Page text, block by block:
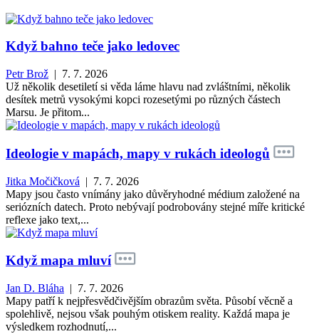
Když bahno teče jako ledovec
Petr Brož | 7. 7. 2026
Už několik desetiletí si věda láme hlavu nad zvláštními, několik
desítek metrů vysokými kopci rozesetými po různých částech
Marsu. Je přitom...
Ideologie v mapách, mapy v rukách ideologů
Jitka Močičková | 7. 7. 2026
Mapy jsou často vnímány jako důvěryhodné médium založené na
seriózních datech. Proto nebývají podrobovány stejné míře kritické
reflexe jako text,...
Když mapa mluví
Jan D. Bláha | 7. 7. 2026
Mapy patří k nejpřesvědčivějším obrazům světa. Působí věcně a
spolehlivě, nejsou však pouhým otiskem reality. Každá mapa je
výsledkem rozhodnutí,...